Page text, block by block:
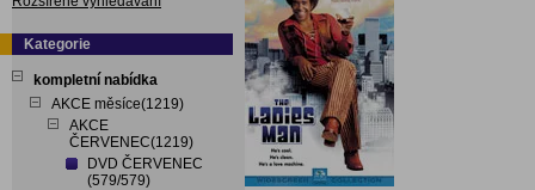
Kategorie
kompletní nabídka
AKCE měsíce(1219)
AKCE
ČERVENEC(1219)
DVD ČERVENEC
(579/579)